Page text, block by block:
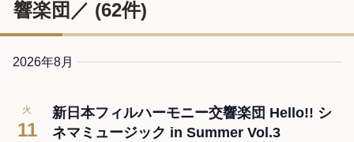
響楽団／ (62件)
2026年8月
火
11
新日本フィルハーモニー交響楽団 Hello!! シ
ネマミュージック in Summer Vol.3